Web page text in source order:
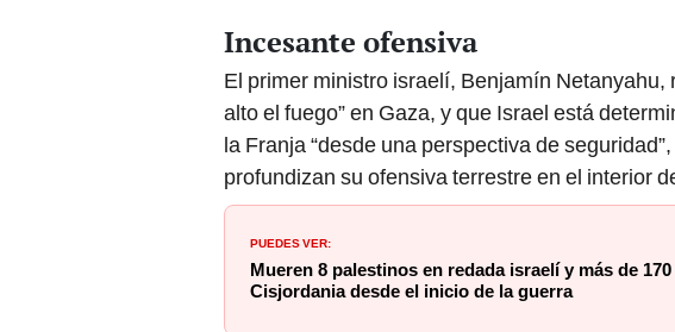
Incesante ofensiva
El primer ministro israelí, Benjamín Netanyahu,
alto el fuego” en Gaza, y que Israel está
la Franja “desde una perspectiva de
profundizan su ofensiva terrestre en el interior
PUEDES VER:
Mueren 8 palestinos en redada israelí y más de 170
Cisjordania desde el inicio de la guerra